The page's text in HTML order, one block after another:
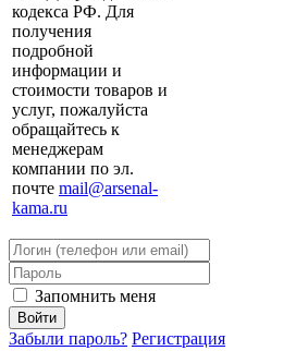
кодекса РФ. Для
получения
подробной
информации и
стоимости товаров и
услуг, пожалуйста
обращайтесь к
менеджерам
компании по эл.
почте mail@arsenal-
kama.ru
Запомнить меня
Забыли пароль? Регистрация